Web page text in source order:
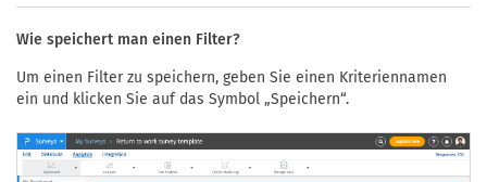
Wie speichert man einen Filter?
Um einen Filter zu speichern, geben Sie einen Kriteriennamen
ein und klicken Sie auf das Symbol „Speichern“.